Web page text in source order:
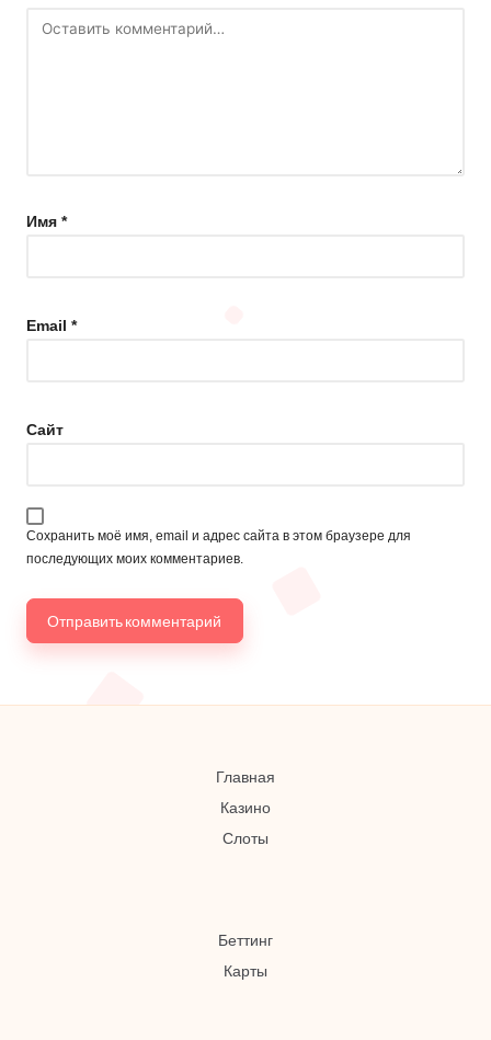
Имя *
Email *
Сайт
Сохранить моё имя, email и адрес сайта в этом браузере для
последующих моих комментариев.
Главная
Казино
Слоты
Беттинг
Карты